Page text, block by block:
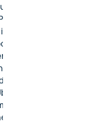
1. Oktober 2016 den
von der
Gründung im
hatte, bin ich viel auf
und die
verstehen zu
konnte ich
im Markt der
Neujahrfest